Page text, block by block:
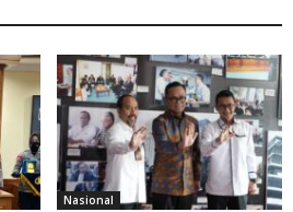
Nasional